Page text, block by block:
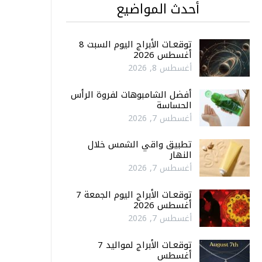
أحدث المواضيع
توقعـات الأبراج اليوم السبت 8
أغسطس 2026
أغسطس 8, 2026
أفضل الشامبوهات لفروة الرأس
الحساسة
أغسطس 7, 2026
تطبيق واقي الشمس خلال
النهار
أغسطس 7, 2026
توقعـات الأبراج اليوم الجمعة 7
أغسطس 2026
أغسطس 7, 2026
توقعـات الأبراج لمواليد 7
أغسطس